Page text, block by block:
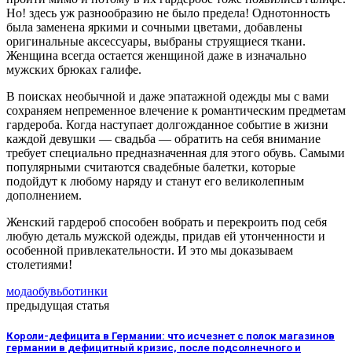
Но! здесь уж разнообразию не было предела! Однотонность
была заменена яркими и сочными цветами, добавлены
оригинальные аксессуары, выбраны струящиеся ткани.
Женщина всегда остается женщиной даже в изначально
мужских брюках галифе.
В поисках необычной и даже эпатажной одежды мы с вами
сохраняем непременное влечение к романтическим предметам
гардероба. Когда наступает долгожданное событие в жизни
каждой девушки — свадьба — обратить на себя внимание
требует специально предназначенная для этого обувь. Самыми
популярными считаются свадебные балетки, которые
подойдут к любому наряду и станут его великолепным
дополнением.
Женский гардероб способен вобрать и перекроить под себя
любую деталь мужской одежды, придав ей утонченности и
особенной привлекательности. И это мы доказываем
столетиями!
модаобувьботинки
предыдущая статья
Короли-дефицита в Германии: что исчезнет с полок магазинов
германии в дефицитный кризис, после подсолнечного и